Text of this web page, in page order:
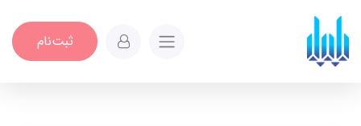
ثبت‌نام